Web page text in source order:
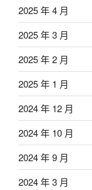
2025 年 4 月
2025 年 3 月
2025 年 2 月
2025 年 1 月
2024 年 12 月
2024 年 10 月
2024 年 9 月
2024 年 3 月